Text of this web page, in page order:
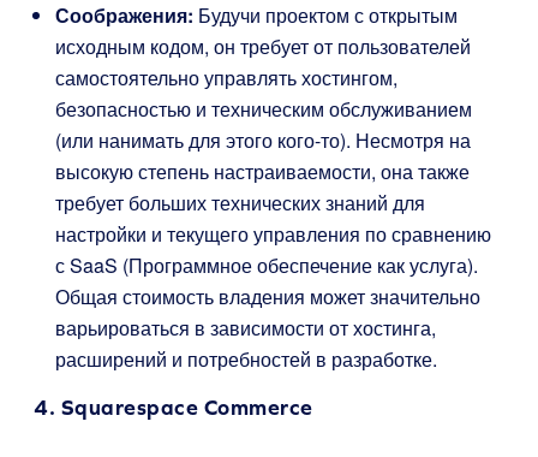
Соображения: Будучи проектом с открытым
исходным кодом, он требует от пользователей
самостоятельно управлять хостингом,
безопасностью и техническим обслуживанием
(или нанимать для этого кого-то). Несмотря на
высокую степень настраиваемости, она также
требует больших технических знаний для
настройки и текущего управления по сравнению
с SaaS (Программное обеспечение как услуга).
Общая стоимость владения может значительно
варьироваться в зависимости от хостинга,
расширений и потребностей в разработке.
4. Squarespace Commerce